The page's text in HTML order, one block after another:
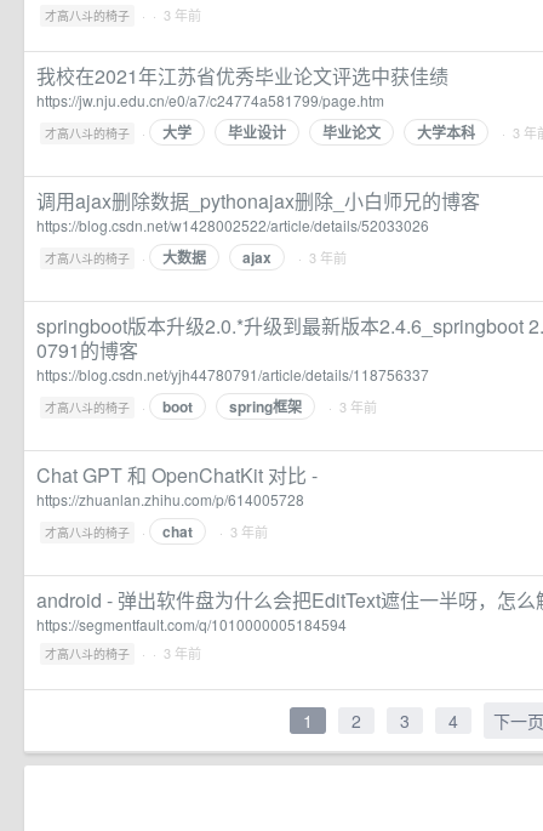
才高八斗的椅子 · · 3 年前
我校在2021年江苏省优秀毕业论文评选中获佳绩
https://jw.nju.edu.cn/e0/a7/c24774a581799/page.htm
才高八斗的椅子 · 大学 毕业设计 毕业论文 大学本科 · 3 年
调用ajax删除数据_pythonajax删除_小白师兄的博客
https://blog.csdn.net/w1428002522/article/details/52033026
才高八斗的椅子 · 大数据 ajax · 3 年前
springboot版本升级2.0.*升级到最新版本2.4.6_springboot
0791的博客
https://blog.csdn.net/yjh44780791/article/details/118756337
才高八斗的椅子 · boot spring框架 · 3 年前
Chat GPT 和 OpenChatKit 对比 -
https://zhuanlan.zhihu.com/p/614005728
才高八斗的椅子 · chat · 3 年前
android - 弹出软件盘为什么会把EditText遮住一半呀，怎么
https://segmentfault.com/q/1010000005184594
才高八斗的椅子 · · 3 年前
1 2 3 4 下一页